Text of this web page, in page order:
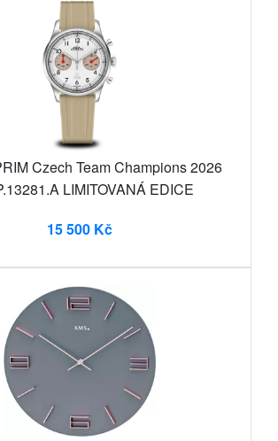
Czech Team Champions 2026
LIMITOVANÁ EDICE
15 500 Kč